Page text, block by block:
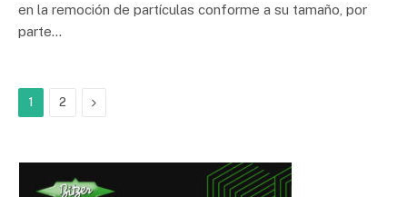
en la remoción de partículas conforme a su tamaño, por
parte…
1 2 Next